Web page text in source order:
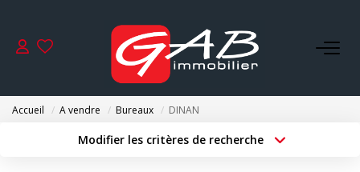
ACHETER
Accueil A vendre Bureaux DINAN
Modifier les critères de recherche